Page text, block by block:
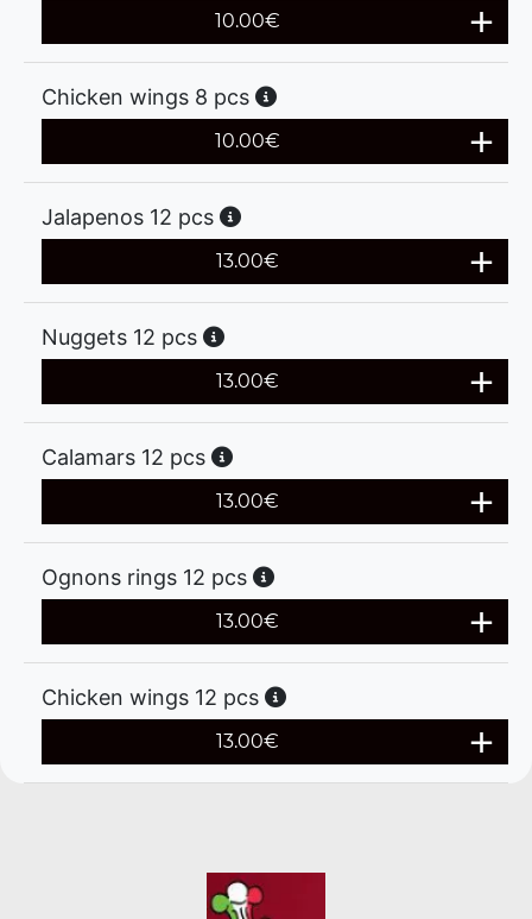
10.00€
Chicken wings 8 pcs
10.00€
Jalapenos 12 pcs
13.00€
Nuggets 12 pcs
13.00€
Calamars 12 pcs
13.00€
Ognons rings 12 pcs
13.00€
Chicken wings 12 pcs
13.00€